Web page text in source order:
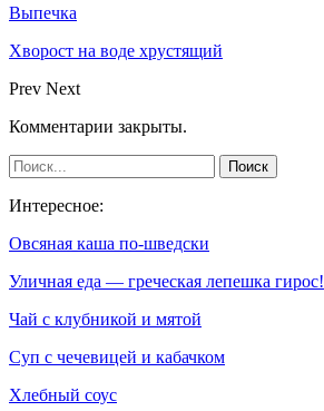
Выпечка
Хворост на воде хрустящий
Prev Next
Комментарии закрыты.
Интересное:
Овсяная каша по-шведски
Уличная еда — греческая лепешка гирос!
Чай с клубникой и мятой
Суп с чечевицей и кабачком
Хлебный соус